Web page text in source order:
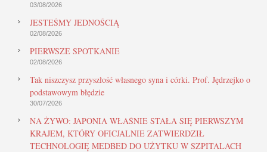
03/08/2026
JESTEŚMY JEDNOŚCIĄ
02/08/2026
PIERWSZE SPOTKANIE
02/08/2026
Tak niszczysz przyszłość własnego syna i córki. Prof. Jędrzejko o
podstawowym błędzie
30/07/2026
NA ŻYWO: JAPONIA WŁAŚNIE STAŁA SIĘ PIERWSZYM
KRAJEM, KTÓRY OFICJALNIE ZATWIERDZIŁ
TECHNOLOGIĘ MEDBED DO UŻYTKU W SZPITALACH